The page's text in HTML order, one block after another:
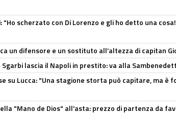
scherzato con Di Lorenzo e gli ho detto una
un difensore e un sostituto all’altezza di capitan
- Sgarbi lascia il Napoli in prestito: va alla
su Lucca: "Una stagione storta può capitare, ma è
"Mano de Dios" all'asta: prezzo di partenza da